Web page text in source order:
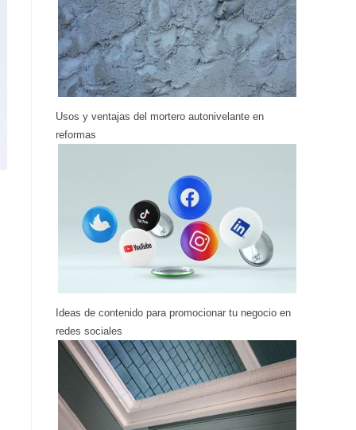
Usos y ventajas del mortero autonivelante en
reformas
Ideas de contenido para promocionar tu negocio en
redes sociales